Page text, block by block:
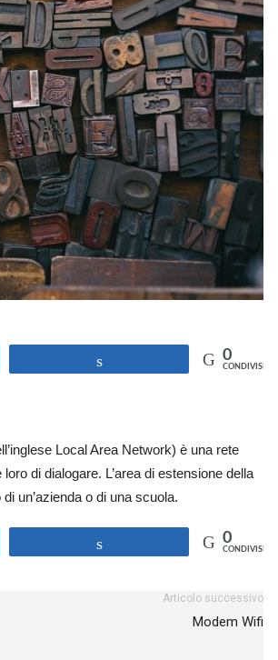
0
CONDIVISIONI
Local Area Network) è una rete
di dialogare. L’area di estensione della
un’azienda o di una scuola.
0
CONDIVISIONI
Articolo successivo
Modem Wifi